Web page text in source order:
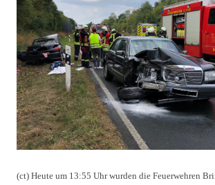
(ct) Heute um 13:55 Uhr wurden die Feuerwehren